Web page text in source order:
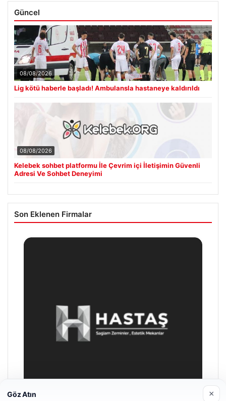
Güncel
08/08/2026
Lig kötü haberle başladı! Ambulansla hastaneye kaldırıldı
08/08/2026
Kelebek sohbet platformu İle Çevrim içi İletişimin Güvenli
Adresi Ve Sohbet Deneyimi
Son Eklenen Firmalar
Göz Atın ×